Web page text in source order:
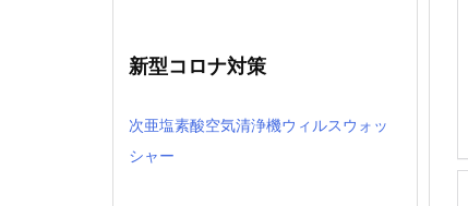
新型コロナ対策
次亜塩素酸空気清浄機ウィルスウォッ
シャー